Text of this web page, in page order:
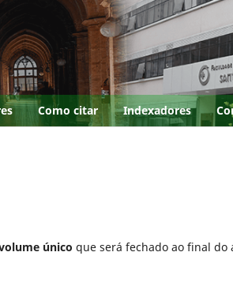
Como citar Indexadores
único que será fechado ao final do